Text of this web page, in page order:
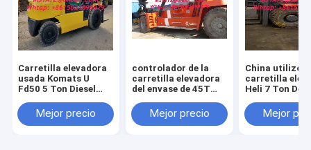
Carretilla elevadora
usada Komats U
Fd50 5 Ton Diesel
condiciones de
trabajo
Mejor precio
controlador de la
carretilla elevadora
del envase de 45T
la maquinaria
pesada
Mejor precio
China utilizó
carretilla
Heli 7 Ton
motorMejor